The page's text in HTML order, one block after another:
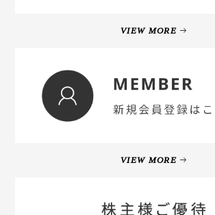
VIEW MORE
VIEW MORE